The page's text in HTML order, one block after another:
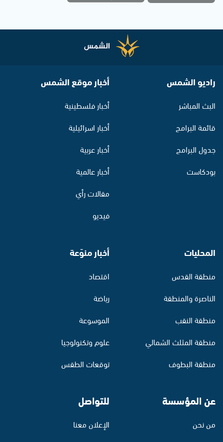
راديو الشمس
البث المباشر
قائمة البرامج
جدول البرامج
بودكاست
أخبار موقع الشمس
أخبار فلسطينية
أخبار اسرائيلية
أخبار عربية
أخبار عالمية
مقالات رأي
فيديو
المحليات
منطقة القدس
الناصرة والمنطقة
منطقة النقب
منطقة المثلث الشمالي
منطقة البطوف
أخبار منوّعة
اقتصاد
رياضة
الموسوعة
علوم وتكنولوجيا
توقعات الطقس
عن المؤسسة
من نحن
للتواصل
الإعلان معنا